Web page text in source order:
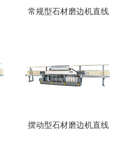
常规型石材磨边机直线
摆动型石材磨边机直线